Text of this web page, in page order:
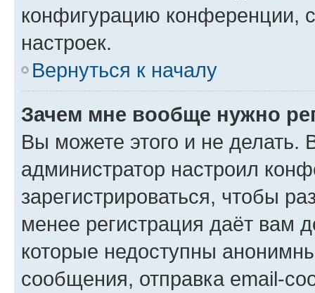
конфигурацию конференции,
настроек.
Вернуться к началу
Зачем мне вообще нужно
Вы можете этого и не делать.
администратор настроил
зарегистрироваться, чтобы
менее регистрация даёт вам
которые недоступны
сообщения, отправка email-